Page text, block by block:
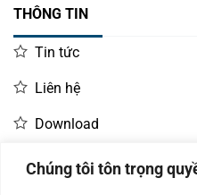
Chúng tôi tôn trọng
THÔNG TIN
Tin tức
Liên hệ
Download
LIÊN HỆ MUA HÀNG